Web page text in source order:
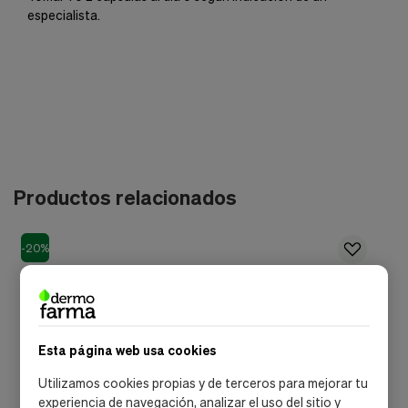
Esta página web usa cookies
Utilizamos cookies propias y de terceros para mejorar tu
experiencia de navegación, analizar el uso del sitio y
especialista.
Productos relacionados
-20%